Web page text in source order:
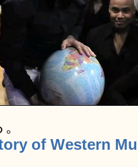
of Western